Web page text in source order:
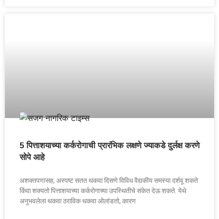
5 पित्ताशयाच्या कर्करोगाची प्रारंभिक लक्षणे ज्याकडे दुर्लक्ष करणे
सोपे आहे
अशक्तपणासह, अस्पष्ट सतत थकवा दिसणे विविध वैद्यकीय समस्या दर्शवू शकते
किंवा शक्यतो पित्ताशयाच्या कर्करोगाच्या उपस्थितीचे संकेत देऊ शकते. येथे
अनुभवलेला थकवा ठराविक थकवा ओलांडतो, कारण